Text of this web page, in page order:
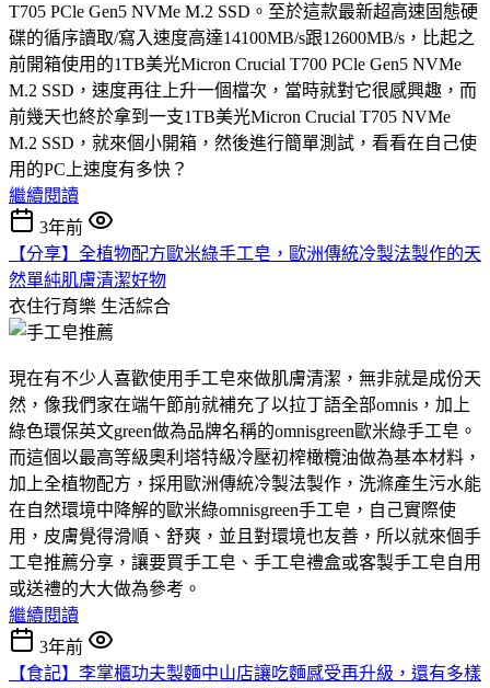
T705 PCle Gen5 NVMe M.2 SSD。至於這款最新超高速固態硬
碟的循序讀取/寫入速度高達14100MB/s跟12600MB/s，比起之
前開箱使用的1TB美光Micron Crucial T700 PCle Gen5 NVMe
M.2 SSD，速度再往上升一個檔次，當時就對它很感興趣，而
前幾天也終於拿到一支1TB美光Micron Crucial T705 NVMe
M.2 SSD，就來個小開箱，然後進行簡單測試，看看在自己使
用的PC上速度有多快？
繼續閱讀
3年前
【分享】全植物配方歐米綠手工皂，歐洲傳統冷製法製作的天
然單純肌膚清潔好物
衣住行育樂 生活綜合
現在有不少人喜歡使用手工皂來做肌膚清潔，無非就是成份天
然，像我們家在端午節前就補充了以拉丁語全部omnis，加上
綠色環保英文green做為品牌名稱的omnisgreen歐米綠手工皂。
而這個以最高等級奧利塔特級冷壓初榨橄欖油做為基本材料，
加上全植物配方，採用歐洲傳統冷製法製作，洗滌產生污水能
在自然環境中降解的歐米綠omnisgreen手工皂，自己實際使
用，皮膚覺得滑順、舒爽，並且對環境也友善，所以就來個手
工皂推薦分享，讓要買手工皂、手工皂禮盒或客製手工皂自用
或送禮的大大做為參考。
繼續閱讀
3年前
【食記】李掌櫃功夫製麵中山店讓吃麵感受再升級，還有多樣